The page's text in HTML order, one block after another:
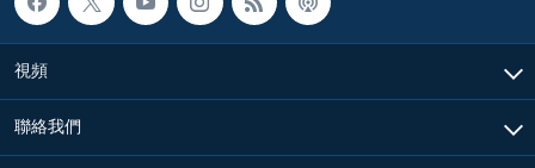
視頻
聯絡我們